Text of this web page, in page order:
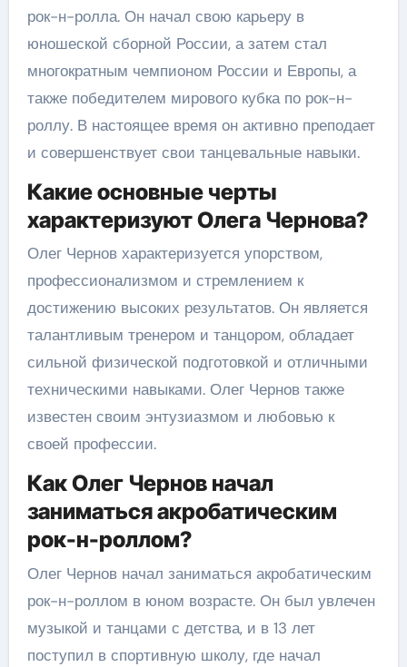
рок-н-ролла. Он начал свою карьеру в
юношеской сборной России, а затем стал
многократным чемпионом России и Европы, а
также победителем мирового кубка по рок-н-
роллу. В настоящее время он активно преподает
и совершенствует свои танцевальные навыки.
Какие основные черты
характеризуют Олега Чернова?
Олег Чернов характеризуется упорством,
профессионализмом и стремлением к
достижению высоких результатов. Он является
талантливым тренером и танцором, обладает
сильной физической подготовкой и отличными
техническими навыками. Олег Чернов также
известен своим энтузиазмом и любовью к
своей профессии.
Как Олег Чернов начал
заниматься акробатическим
рок-н-роллом?
Олег Чернов начал заниматься акробатическим
рок-н-роллом в юном возрасте. Он был увлечен
музыкой и танцами с детства, и в 13 лет
поступил в спортивную школу, где начал